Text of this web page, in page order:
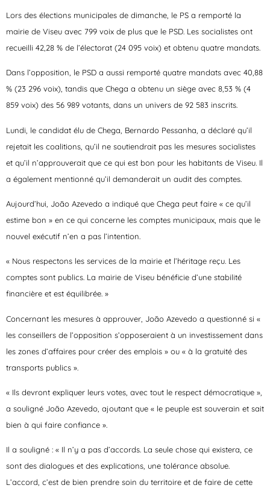
Lors des élections municipales de dimanche, le PS a remporté la
mairie de Viseu avec 799 voix de plus que le PSD. Les socialistes ont
recueilli 42,28 % de l’électorat (24 095 voix) et obtenu quatre mandats.
Dans l’opposition, le PSD a aussi remporté quatre mandats avec 40,88
% (23 296 voix), tandis que Chega a obtenu un siège avec 8,53 % (4
859 voix) des 56 989 votants, dans un univers de 92 583 inscrits.
Lundi, le candidat élu de Chega, Bernardo Pessanha, a déclaré qu’il
rejetait les coalitions, qu’il ne soutiendrait pas les mesures socialistes
et qu’il n’approuverait que ce qui est bon pour les habitants de Viseu. Il
a également mentionné qu’il demanderait un audit des comptes.
Aujourd’hui, João Azevedo a indiqué que Chega peut faire « ce qu’il
estime bon » en ce qui concerne les comptes municipaux, mais que le
nouvel exécutif n’en a pas l’intention.
« Nous respectons les services de la mairie et l’héritage reçu. Les
comptes sont publics. La mairie de Viseu bénéficie d’une stabilité
financière et est équilibrée. »
Concernant les mesures à approuver, João Azevedo a questionné si «
les conseillers de l’opposition s’opposeraient à un investissement dans
les zones d’affaires pour créer des emplois » ou « à la gratuité des
transports publics ».
« Ils devront expliquer leurs votes, avec tout le respect démocratique »,
a souligné João Azevedo, ajoutant que « le peuple est souverain et sait
bien à qui faire confiance ».
Il a souligné : « Il n’y a pas d’accords. La seule chose qui existera, ce
sont des dialogues et des explications, une tolérance absolue.
L’accord, c’est de bien prendre soin du territoire et de faire de cette